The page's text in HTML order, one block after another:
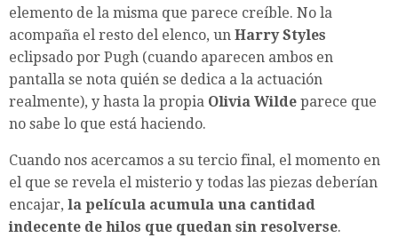
elemento de la misma que parece creíble. No la
acompaña el resto del elenco, un Harry Styles
eclipsado por Pugh (cuando aparecen ambos en
pantalla se nota quién se dedica a la actuación
realmente), y hasta la propia Olivia Wilde parece que
no sabe lo que está haciendo.
Cuando nos acercamos a su tercio final, el momento en
el que se revela el misterio y todas las piezas deberían
encajar, la película acumula una cantidad
indecente de hilos que quedan sin resolverse.